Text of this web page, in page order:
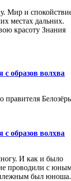
Мир и
местах дальних.
красоту Знания
образов волхва
образов волхва
И как и было
проводили с
был юноша.